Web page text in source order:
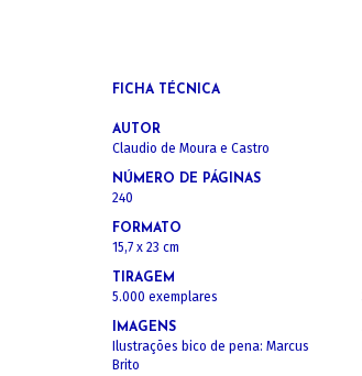
FICHA TÉCNICA
AUTOR
Claudio de Moura e Castro
NÚMERO DE PÁGINAS
240
FORMATO
15,7 x 23 cm
TIRAGEM
5.000 exemplares
IMAGENS
Ilustrações bico de pena: Marcus
Brito